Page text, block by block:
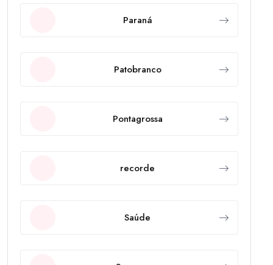
Paraná
Patobranco
Pontagrossa
recorde
Saúde